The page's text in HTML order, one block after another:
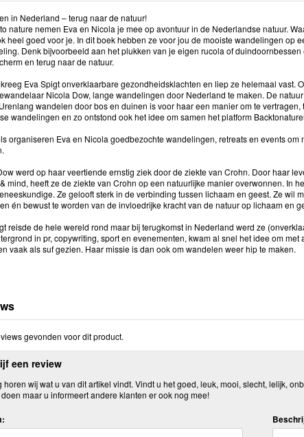
in Nederland – terug naar de natuur!
nature nemen Eva en Nicola je mee op avontuur in de Nederlandse natuur.
heel goed voor je. In dit boek hebben ze voor jou de mooiste wandelingen op
Denk bijvoorbeeld aan het plukken van je eigen rucola of
en terug naar de natuur.
Eva Spigt onverklaarbare gezondheidsklachten en liep ze helemaal vast.
Nicola Dow, lange wandelingen door Nederland te maken. De
wandelen door bos en duinen is voor haar een manier om te
wandelingen en zo ontstond ook het idee om samen het platform
organiseren Eva en Nicola goedbezochte wandelingen, retreats en events
werd op haar veertiende ernstig ziek door de ziekte van Crohn. Door haar
mind, heeft ze de ziekte van Crohn op een natuurlijke manier overwonnen. In
Ze gelooft sterk in de verbinding tussen lichaam en geest. Ze wil
én bewust te worden van de invloedrijke kracht van de natuur op lichaam en
reisde de hele wereld rond maar bij terugkomst in Nederland werd ze
in pr, copywriting, sport en evenementen, kwam al snel het idee om
vaak als suf gezien. Haar missie is dan ook om wandelen weer hip te maken.
gevonden voor dit product.
een review
horen wij wat u van dit artikel vindt. Vindt u het goed, leuk, mooi, slecht, lelijk,
maar u informeert andere klanten er ook nog mee!